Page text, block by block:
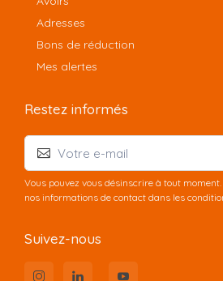
Adresses
Bons de réduction
Mes alertes
Restez informés
Vous pouvez vous désinscrire à tout
nos informations de contact dans les
Suivez-nous